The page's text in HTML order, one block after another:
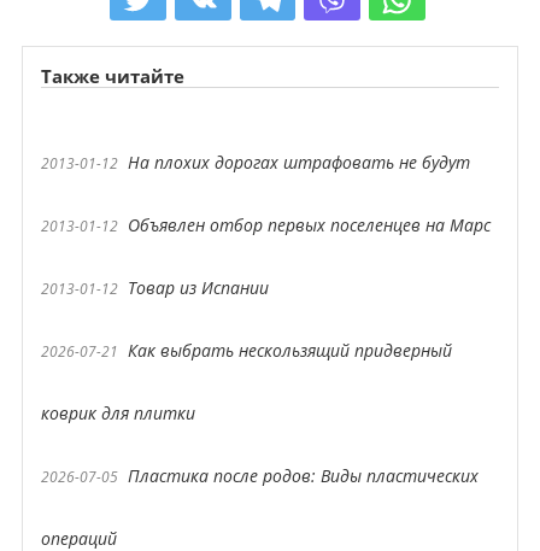
Также читайте
2013-01-12 На плохих дорогах штрафовать не будут
2013-01-12 Объявлен отбор первых поселенцев на Марс
2013-01-12 Товар из Испании
2026-07-21 Как выбрать нескользящий придверный
коврик для плитки
2026-07-05 Пластика после родов: Виды пластических
операций